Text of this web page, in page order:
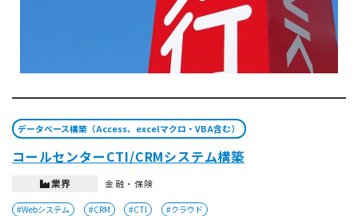
データベース構築（Access、excelマクロ・VBA含む）
コールセンターCTI/CRMシステム構築
業界 金融・保険
#Webシステム #CRM #CTI #クラウド